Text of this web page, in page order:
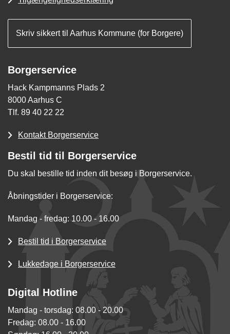
Skriv sikkert til Aarhus Kommune (for Borgere)
Borgerservice
Hack Kampmanns Plads 2
8000 Aarhus C
Tlf. 89 40 22 22
Kontakt Borgerservice
Bestil tid til Borgerservice
Du skal bestille tid inden dit besøg i Borgerservice.
Åbningstider i Borgerservice:
Mandag - fredag: 10.00 - 16.00
Bestil tid i Borgerservice
Lukkedage i Borgerservice
Digital Hotline
Mandag - torsdag: 08.00 - 20.00
Fredag: 08.00 - 16.00